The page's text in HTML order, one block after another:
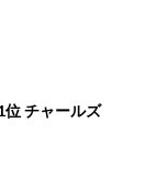
チャールズ